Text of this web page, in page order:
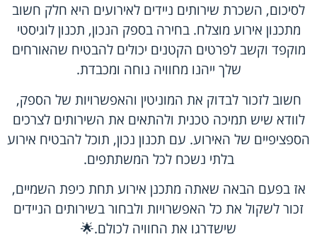
לסיכום, השכרת שירותים ניידים לאירועים היא חלק חשוב
מתכנון אירוע מוצלח. בחירה בספק הנכון, תכנון לוגיסטי
מוקפד וקשב לפרטים הקטנים יכולים להבטיח שהאורחים
שלך ייהנו מחוויה נוחה ומכבדת.
חשוב לזכור לבדוק את המוניטין והאפשרויות של הספק,
לוודא שיש תמיכה טכנית ולהתאים את השירותים לצרכים
הספציפיים של האירוע. עם תכנון נכון, תוכל להבטיח אירוע
בלתי נשכח לכל המשתתפים.
אז בפעם הבאה שאתה מתכנן אירוע תחת כיפת השמיים,
זכור לשקול את כל האפשרויות ולבחור בשירותים הניידים
שישדרגו את החוויה לכולם.🌟